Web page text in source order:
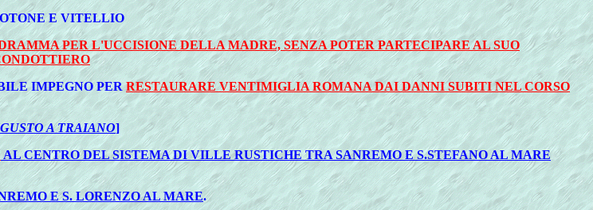
E VITELLIO
PER L'UCCISIONE DELLA MADRE, SENZA POTER PARTECIPARE AL SUO
IMPEGNO PERRESTAURARE VENTIMIGLIA ROMANA DAI DANNI SUBITI NEL CORSO
A TRAIANO]
AL CENTRO DEL SISTEMA DI VILLE RUSTICHE TRA SANREMO E S.STEFANO AL MARE
E S. LORENZO AL MARE.